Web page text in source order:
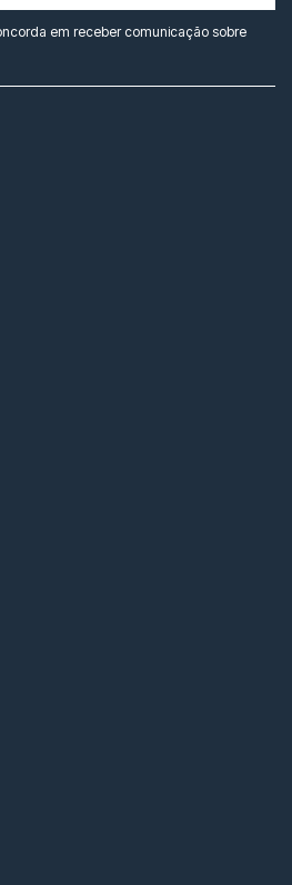
em receber comunicação sobre